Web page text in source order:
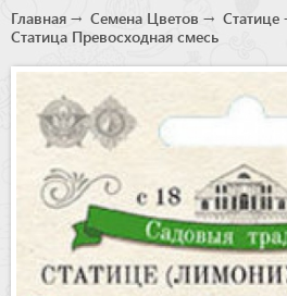
Купить
сейчас
Доставка
Оптовикам
Главная Семена Цветов
Статице
Статица Превосходная смесь